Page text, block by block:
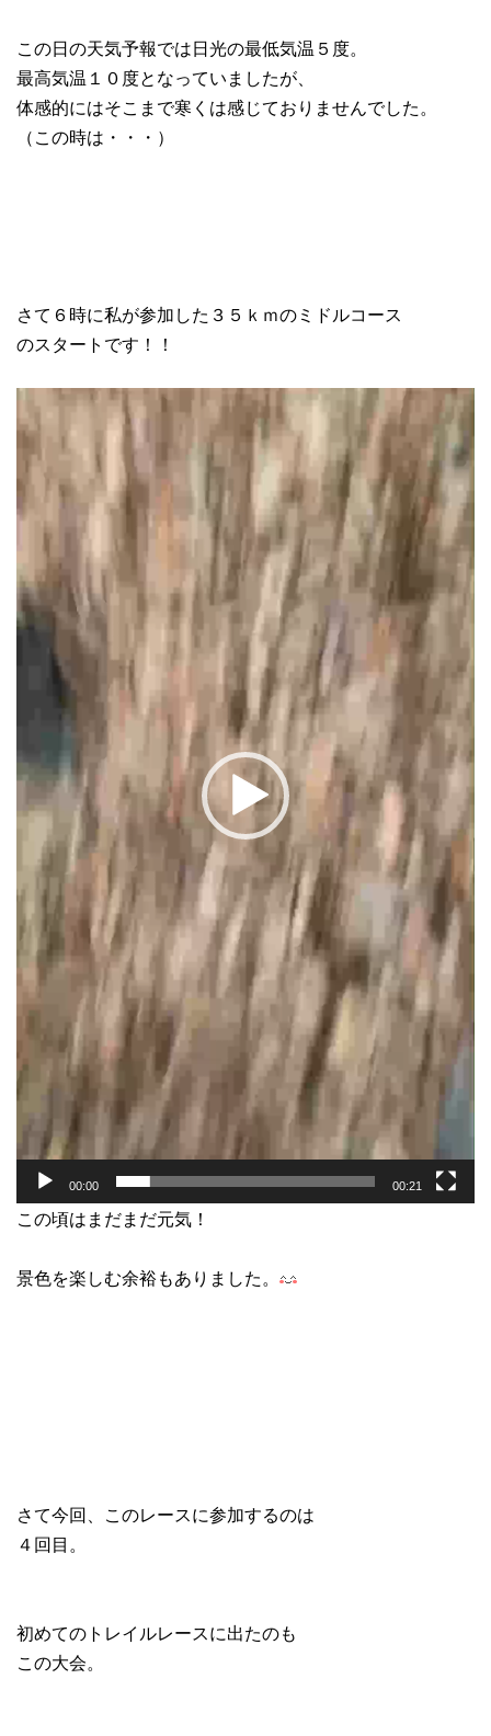
この日の天気予報では日光の最低気温５度。
最高気温１０度となっていましたが、
体感的にはそこまで寒くは感じておりませんでした。
（この時は・・・）
さて６時に私が参加した３５ｋｍのミドルコース
のスタートです！！
画
プ
レ
ー
00:00 00:21
この頃はまだまだ元気！
景色を楽しむ余裕もありました。
さて今回、このレースに参加するのは
４回目。
初めてのトレイルレースに出たのも
この大会。